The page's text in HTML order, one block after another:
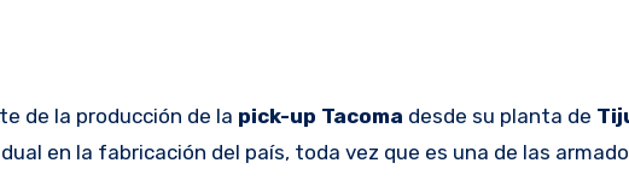
de la producción de la pick-up Tacoma desde su planta de
en la fabricación del país, toda vez que es una de las